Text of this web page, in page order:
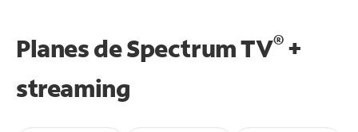
Planes de Spectrum TV®+
streaming